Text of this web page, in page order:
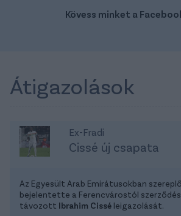
Kövess minket a
Átigazolások
Ex-Fradi
Cissé új csapata
Az Egyesült Arab Emirátusokban
bejelentette a Ferencvárostól
távozott Ibrahim Cissé leigazolását.